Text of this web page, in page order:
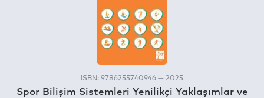
ISBN: 9786255740946 — 2025
Spor Bilişim Sistemleri Yenilikçi Yaklaşımlar ve